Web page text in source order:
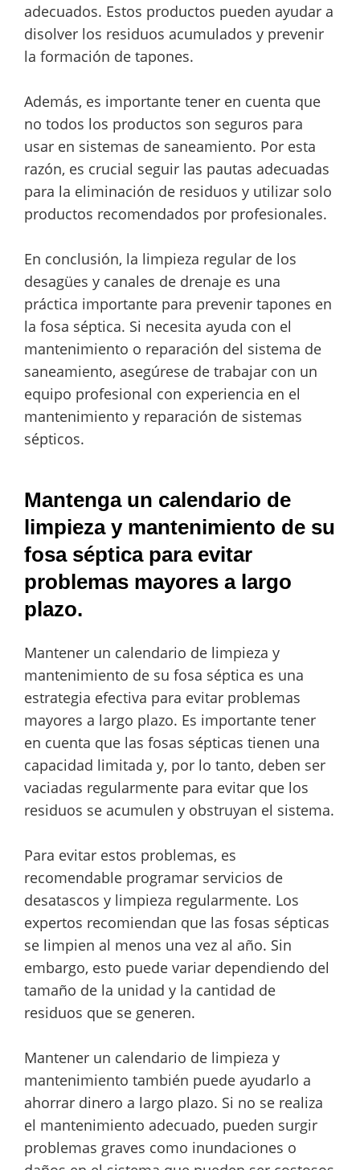
adecuados. Estos productos pueden ayudar a
disolver los residuos acumulados y prevenir
la formación de tapones.
Además, es importante tener en cuenta que
no todos los productos son seguros para
usar en sistemas de saneamiento. Por esta
razón, es crucial seguir las pautas adecuadas
para la eliminación de residuos y utilizar solo
productos recomendados por profesionales.
En conclusión, la limpieza regular de los
desagües y canales de drenaje es una
práctica importante para prevenir tapones en
la fosa séptica. Si necesita ayuda con el
mantenimiento o reparación del sistema de
saneamiento, asegúrese de trabajar con un
equipo profesional con experiencia en el
mantenimiento y reparación de sistemas
sépticos.
Mantenga un calendario de
limpieza y mantenimiento de su
fosa séptica para evitar
problemas mayores a largo
plazo.
Mantener un calendario de limpieza y
mantenimiento de su fosa séptica es una
estrategia efectiva para evitar problemas
mayores a largo plazo. Es importante tener
en cuenta que las fosas sépticas tienen una
capacidad limitada y, por lo tanto, deben ser
vaciadas regularmente para evitar que los
residuos se acumulen y obstruyan el sistema.
Para evitar estos problemas, es
recomendable programar servicios de
desatascos y limpieza regularmente. Los
expertos recomiendan que las fosas sépticas
se limpien al menos una vez al año. Sin
embargo, esto puede variar dependiendo del
tamaño de la unidad y la cantidad de
residuos que se generen.
Mantener un calendario de limpieza y
mantenimiento también puede ayudarlo a
ahorrar dinero a largo plazo. Si no se realiza
el mantenimiento adecuado, pueden surgir
problemas graves como inundaciones o